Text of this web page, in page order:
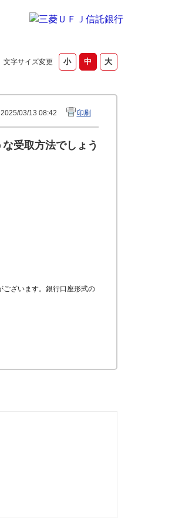
文字サイズ変更
03/13 08:42 印刷
受取方法でしょう
ざいます。銀行口座形式の